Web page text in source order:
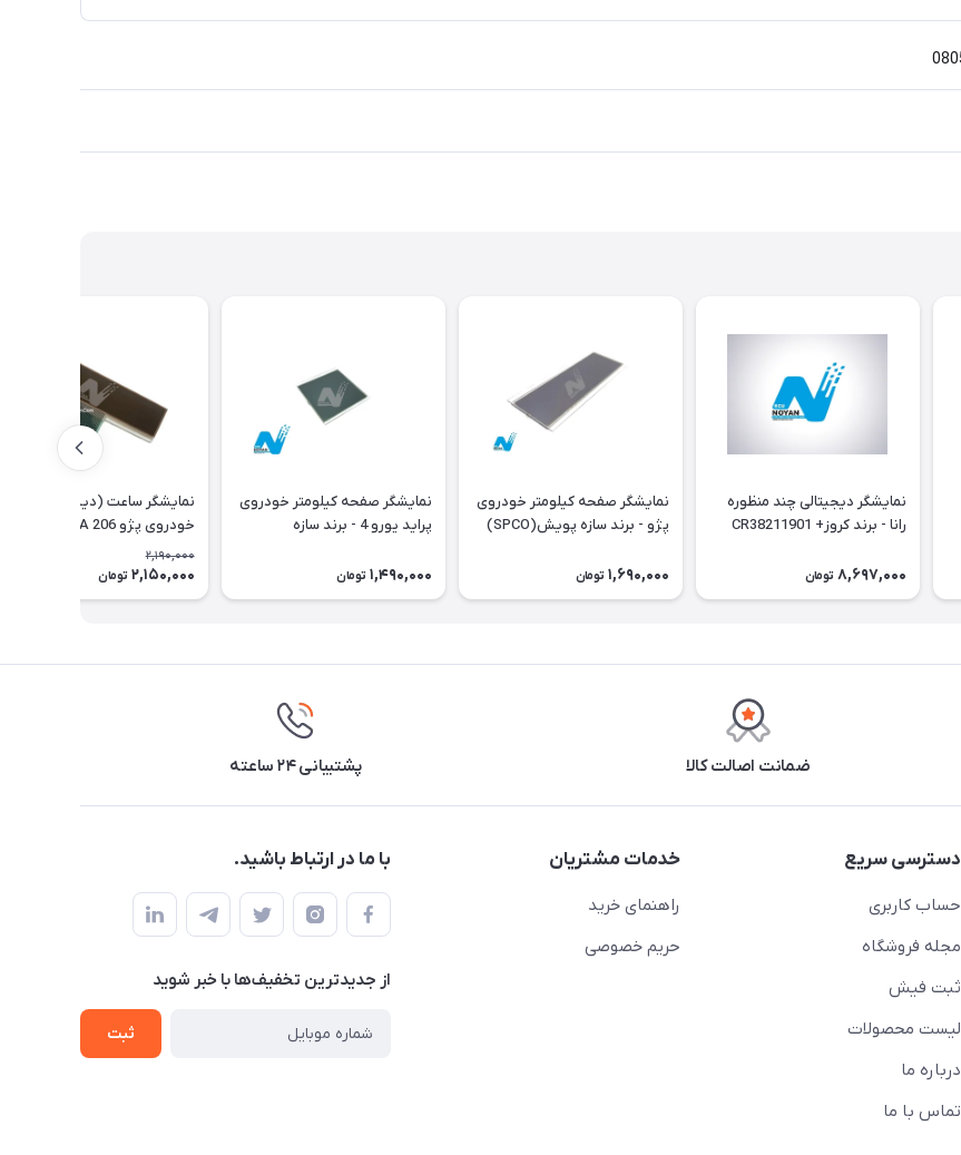
نمایشگر دیجیتالی چند منظوره
رانا - برند کروز+ CR38211901
8,697,000 تومان
نمایشگر صفحه کیلومتر خودروی
پژو - برند سازه پویش(SPCO)
1,690,000 تومان
نمایشگر صفحه کیلومتر خودروی
پراید یورو 4 - برند سازه
1,490,000 تومان
نمایشگر ساعت (دیسپلی)
اورجینال
2,190,000
2,150,000 تومان
ضمانت اصالت کالا پشتیبانی ۲۴ ساعته
دسترسی سریع
حساب کاربری
مجله فروشگاه
ثبت فیش
لیست محصولات
درباره ما
تماس با ما
خدمات مشتریان
راهنمای خرید
حریم خصوصی
با ما در ارتباط باشید.
از جدید‌ترین تخفیف‌ها با‌ خبر شوید
ثبت